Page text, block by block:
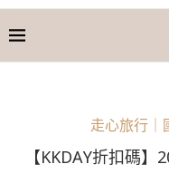
走心旅行｜
【KKDAY折扣碼